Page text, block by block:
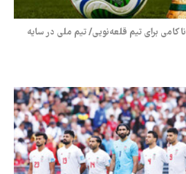
برای تیم قلعه‌نویی/ تیم ملی در سایه